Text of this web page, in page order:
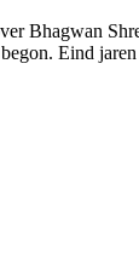
Bhagwan
Eind